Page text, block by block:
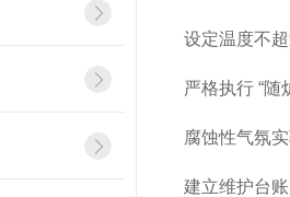
设定温度不
严格执行 “
腐蚀性气氛
建立维护台